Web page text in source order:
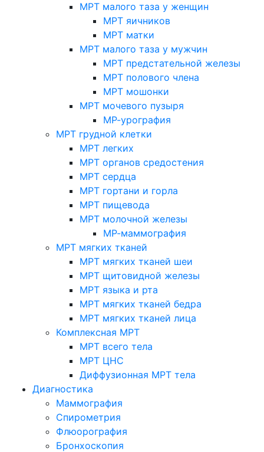
МРТ малого таза у женщин
МРТ яичников
МРТ матки
МРТ малого таза у мужчин
МРТ предстательной железы
МРТ полового члена
МРТ мошонки
МРТ мочевого пузыря
МР-урография
МРТ грудной клетки
МРТ легких
МРТ органов средостения
МРТ сердца
МРТ гортани и горла
МРТ пищевода
МРТ молочной железы
МР-маммография
МРТ мягких тканей
МРТ мягких тканей шеи
МРТ щитовидной железы
МРТ языка и рта
МРТ мягких тканей бедра
МРТ мягких тканей лица
Комплексная МРТ
МРТ всего тела
МРТ ЦНС
Диффузионная МРТ тела
Диагностика
Маммография
Спирометрия
Флюорография
Бронхоскопия